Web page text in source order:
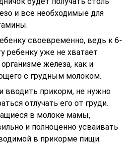
и все необходимые для
своевременно, ведь к 6-
ребенку уже не хватает
железа, как и
с грудным молоком.
вводить прикорм, не нужно
отлучать его от груди.
в молоке мамы,
и полноценно усваивать
в прикорме пищи.